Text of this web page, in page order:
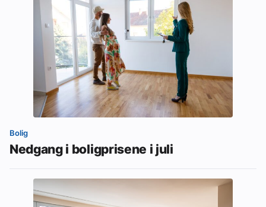
Bolig
Nedgang i boligprisene i juli